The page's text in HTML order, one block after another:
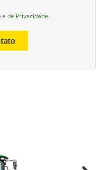
de Privacidade.